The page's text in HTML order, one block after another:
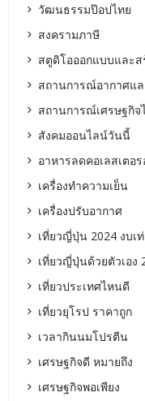
วัฒนธรรมป๊อปไทย
สงครามภาษี
สตูดิโอออกแบบและส
สถานการณ์อากาศแ
สถานการณ์เศรษฐกิ
สังคมออนไลน์วันนี้
อาหารลดคอเลสเตอ
เครื่องทำความเย็น
เครื่องปรับอากาศ
เที่ยวญี่ปุ่น 2024 งบเ
เที่ยวญี่ปุ่นด้วยตัวเอง
เที่ยวประเทศไหนดี
เที่ยวยุโรป ราคาถูก
เวลากินนมโปรตีน
เศรษฐกิจดี หมายถึง
เศรษฐกิจพอเพียง